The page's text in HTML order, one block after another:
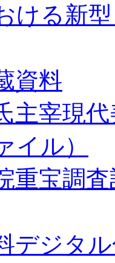
ける新
資料
主宰現
イル）
重宝調
デジタ